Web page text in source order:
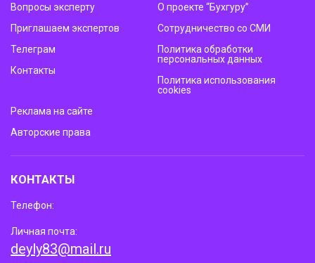
Вопросы эксперту
Приглашаем экспертов
Телеграм
Контакты
О проекте “Бухгуру”
Сотрудничество со СМИ
Политика обработки
персональных данных
Политика использования
cookies
Реклама на сайте
Авторские права
КОНТАКТЫ
Телефон:
Личная почта:
deyly83@mail.ru